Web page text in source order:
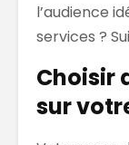
l’audience
services ?
Choisir
sur